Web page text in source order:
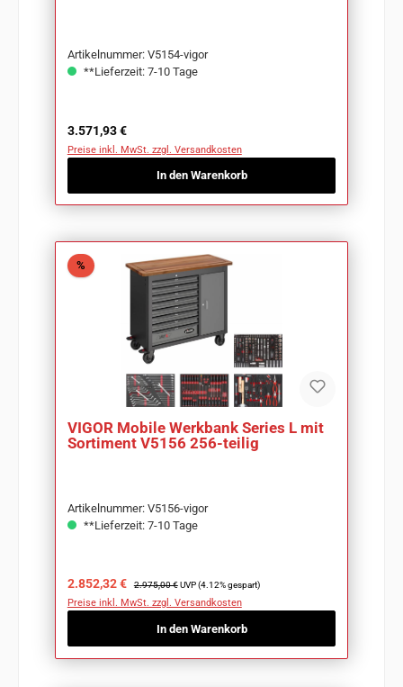
Artikelnummer: V5154-vigor
**Lieferzeit: 7-10 Tage
Regulärer Preis:
3.571,93 €
Preise inkl. MwSt. zzgl. Versandkosten
In den Warenkorb
%Rabatt
VIGOR Mobile Werkbank Series L mit
Sortiment V5156 256-teilig
Artikelnummer: V5156-vigor
**Lieferzeit: 7-10 Tage
Verkaufspreis:
2.852,32 € Regulärer Preis:
2.975,00 € UVP (4.12% gespart)
Preise inkl. MwSt. zzgl. Versandkosten
In den Warenkorb